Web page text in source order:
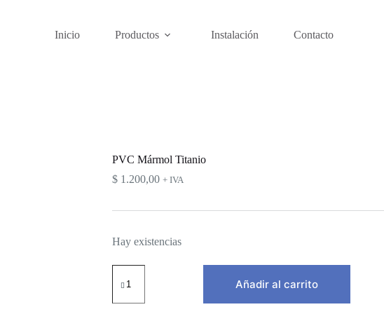
Inicio Productos Instalación Contacto
PVC Mármol Titanio
$1.200,00 + IVA
Hay existencias
Mármol
cantidad
Añadir al carrito